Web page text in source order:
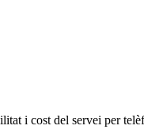
i cost del servei per